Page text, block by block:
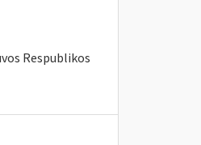
Respublikos